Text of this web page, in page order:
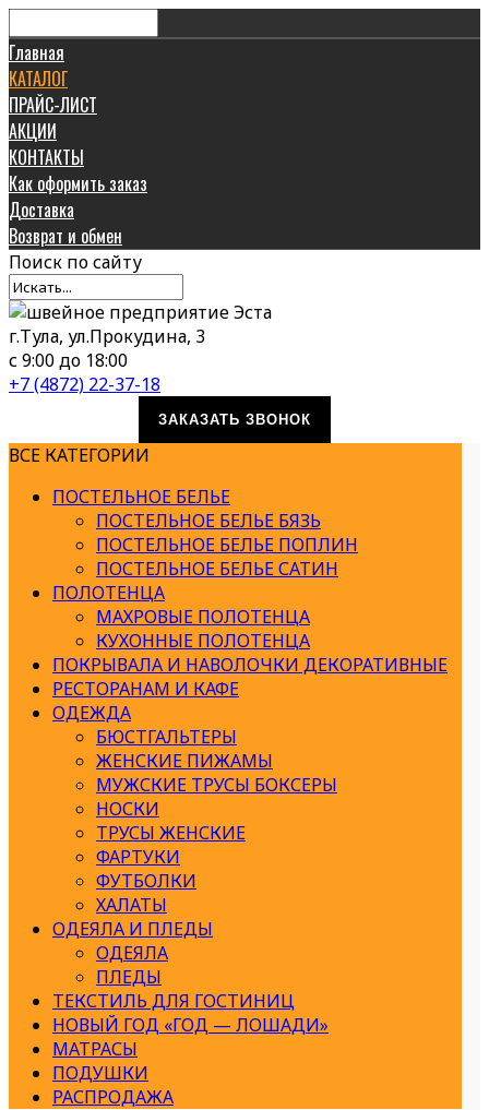
Главная
КАТАЛОГ
ПРАЙС-ЛИСТ
АКЦИИ
КОНТАКТЫ
Как оформить заказ
Доставка
Возврат и обмен
Поиск по сайту
г.Тула, ул.Прокудина, 3
с 9:00 до 18:00
+7 (4872) 22-37-18
ЗАКАЗАТЬ ЗВОНОК
ВСЕ КАТЕГОРИИ
ПОСТЕЛЬНОЕ БЕЛЬЕ
ПОСТЕЛЬНОЕ БЕЛЬЕ БЯЗЬ
ПОСТЕЛЬНОЕ БЕЛЬЕ ПОПЛИН
ПОСТЕЛЬНОЕ БЕЛЬЕ САТИН
ПОЛОТЕНЦА
МАХРОВЫЕ ПОЛОТЕНЦА
КУХОННЫЕ ПОЛОТЕНЦА
ПОКРЫВАЛА И НАВОЛОЧКИ ДЕКОРАТИВНЫЕ
РЕСТОРАНАМ И КАФЕ
ОДЕЖДА
БЮСТГАЛЬТЕРЫ
ЖЕНСКИЕ ПИЖАМЫ
МУЖСКИЕ ТРУСЫ БОКСЕРЫ
НОСКИ
ТРУСЫ ЖЕНСКИЕ
ФАРТУКИ
ФУТБОЛКИ
ХАЛАТЫ
ОДЕЯЛА И ПЛЕДЫ
ОДЕЯЛА
ПЛЕДЫ
ТЕКСТИЛЬ ДЛЯ ГОСТИНИЦ
НОВЫЙ ГОД «ГОД — ЛОШАДИ»
МАТРАСЫ
ПОДУШКИ
РАСПРОДАЖА